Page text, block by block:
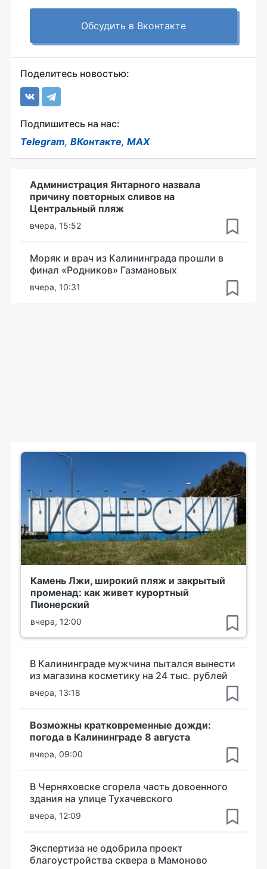
Обсудить в Вконтакте
Поделитесь новостью:
Подпишитесь на нас:
Telegram, ВКонтакте, MAX
Администрация Янтарного назвала
причину повторных сливов на
Центральный пляж
вчера, 15:52
Моряк и врач из Калининграда прошли в
финал «Родников» Газмановых
вчера, 10:31
Камень Лжи, широкий пляж и закрытый
променад: как живет курортный
Пионерский
вчера, 12:00
В Калининграде мужчина пытался вынести
из магазина косметику на 24 тыс. рублей
вчера, 13:18
Возможны кратковременные дожди:
погода в Калининграде 8 августа
вчера, 09:00
В Черняховске сгорела часть довоенного
здания на улице Тухачевского
вчера, 12:09
Экспертиза не одобрила проект
благоустройства сквера в Мамоново